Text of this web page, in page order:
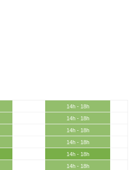
14h - 18h
14h - 18h
14h - 18h
14h - 18h
14h - 18h
14h - 18h